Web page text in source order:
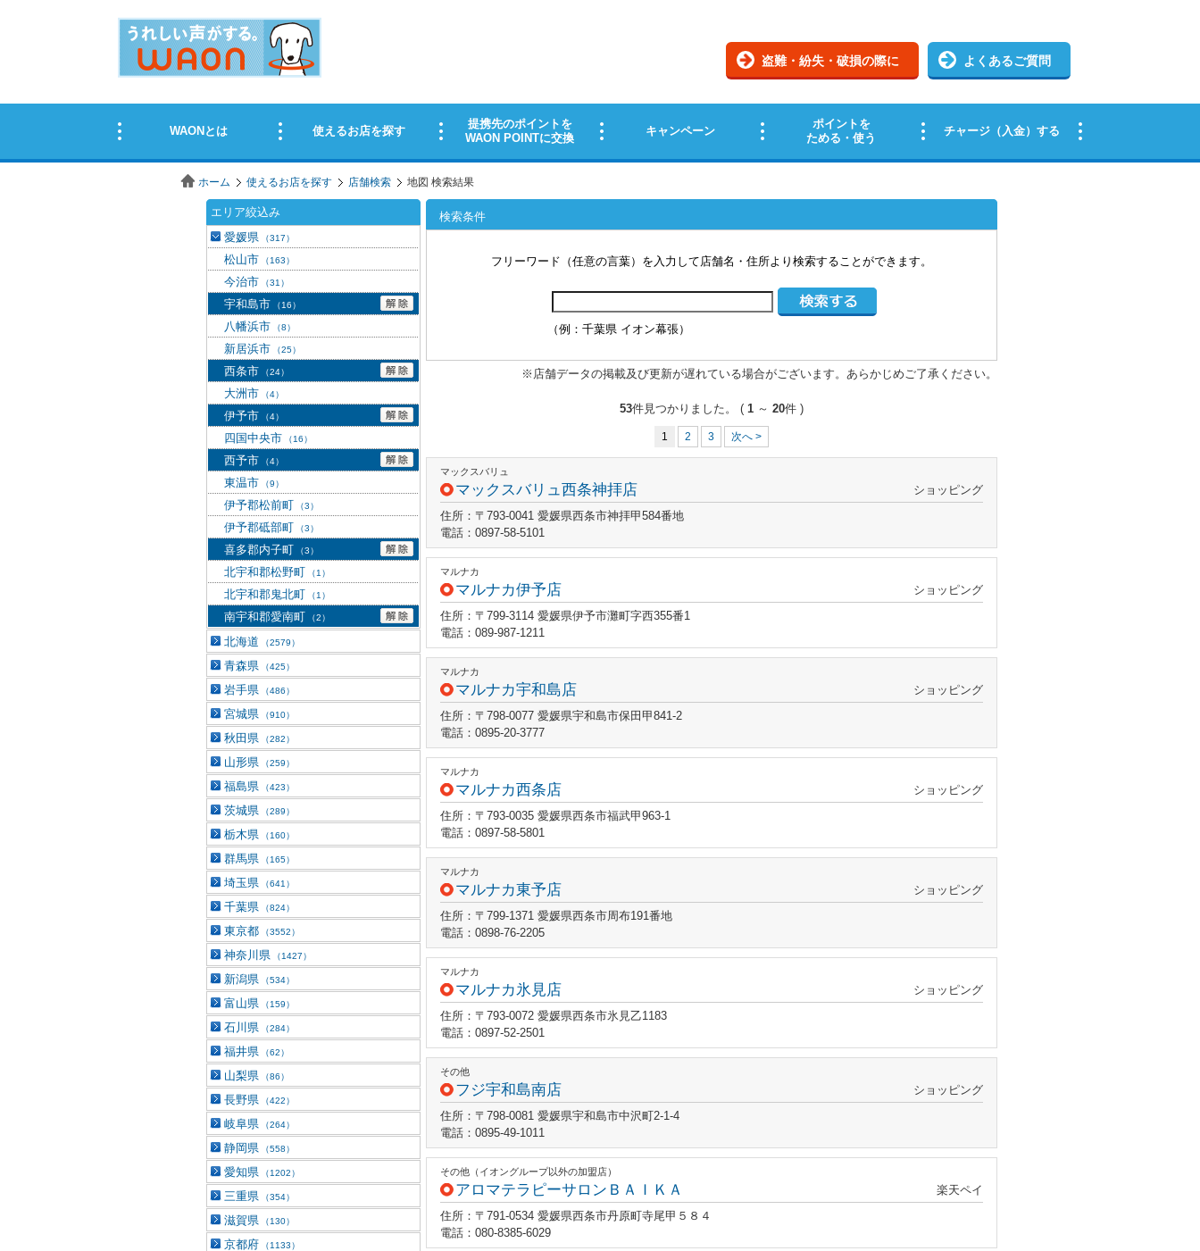
ホーム 使えるお店を探す 店舗検索 地図 検索結果
検索条件
フリーワード（任意の言葉）を入力して店舗名・住所より検索することができます。
（例：千葉県 イオン幕張）
※店舗データの掲載及び更新が遅れている場合がございます。あらかじめご了承ください。
53件見つかりました。 ( 1 ～ 20件 )
1 2 3 次へ >
マックスバリュ
マックスバリュ西条神拝店
ショッピング
住所：〒793-0041 愛媛県西条市神拝甲584番地
電話：0897-58-5101
マルナカ
マルナカ伊予店
ショッピング
住所：〒799-3114 愛媛県伊予市灘町字西355番1
電話：089-987-1211
マルナカ
マルナカ宇和島店
ショッピング
住所：〒798-0077 愛媛県宇和島市保田甲841-2
電話：0895-20-3777
マルナカ
マルナカ西条店
ショッピング
住所：〒793-0035 愛媛県西条市福武甲963-1
電話：0897-58-5801
マルナカ
マルナカ東予店
ショッピング
住所：〒799-1371 愛媛県西条市周布191番地
電話：0898-76-2205
マルナカ
マルナカ氷見店
ショッピング
住所：〒793-0072 愛媛県西条市氷見乙1183
電話：0897-52-2501
その他
フジ宇和島南店
ショッピング
住所：〒798-0081 愛媛県宇和島市中沢町2-1-4
電話：0895-49-1011
その他（イオングループ以外の加盟店）
アロマテラピーサロンＢＡＩＫＡ
楽天ペイ
住所：〒791-0534 愛媛県西条市丹原町寺尾甲５８４
電話：080-8385-6029
エリア絞込み
愛媛県
（317）
松山市 （163）
今治市 （31）
宇和島市 （16）
八幡浜市 （8）
新居浜市 （25）
西条市 （24）
大洲市 （4）
伊予市 （4）
四国中央市 （16）
西予市 （4）
東温市 （9）
伊予郡松前町 （3）
伊予郡砥部町 （3）
喜多郡内子町 （3）
北宇和郡松野町 （1）
北宇和郡鬼北町 （1）
南宇和郡愛南町 （2）
北海道 （2579）
青森県 （425）
岩手県 （486）
宮城県 （910）
秋田県 （282）
山形県 （259）
福島県 （423）
茨城県 （289）
栃木県 （160）
群馬県 （165）
埼玉県 （641）
千葉県 （824）
東京都 （3552）
神奈川県 （1427）
新潟県 （534）
富山県 （159）
石川県 （284）
福井県 （62）
山梨県 （86）
長野県 （422）
岐阜県 （264）
静岡県 （558）
愛知県 （1202）
三重県 （354）
滋賀県 （130）
京都府 （1133）